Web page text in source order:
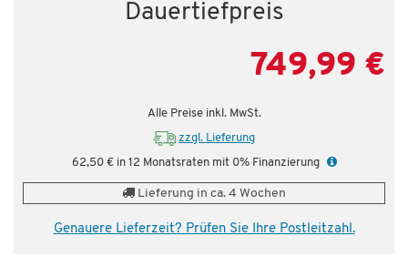
Dauertiefpreis
749,99 €
Alle Preise inkl. MwSt.
zzgl. Lieferung
62,50 € in 12 Monatsraten mit 0% Finanzierung
Lieferung in ca. 4 Wochen
Genauere Lieferzeit? Prüfen Sie Ihre Postleitzahl.